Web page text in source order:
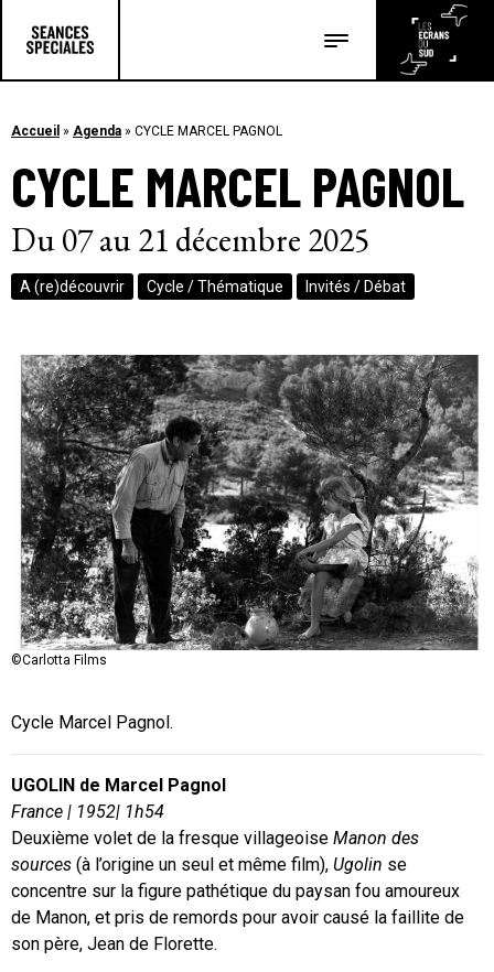
Les articles
Accueil » Agenda » CYCLE MARCEL PAGNOL
CYCLE MARCEL PAGNOL
Du 07 au 21 décembre 2025
A (re)découvrir Cycle / Thématique Invités / Débat
©Carlotta Films
Cycle Marcel Pagnol.
UGOLIN de Marcel Pagnol
France | 1952| 1h54
Deuxième volet de la fresque villageoise Manon des
sources (à l’origine un seul et même film), Ugolin se
concentre sur la figure pathétique du paysan fou amoureux
de Manon, et pris de remords pour avoir causé la faillite de
son père, Jean de Florette.